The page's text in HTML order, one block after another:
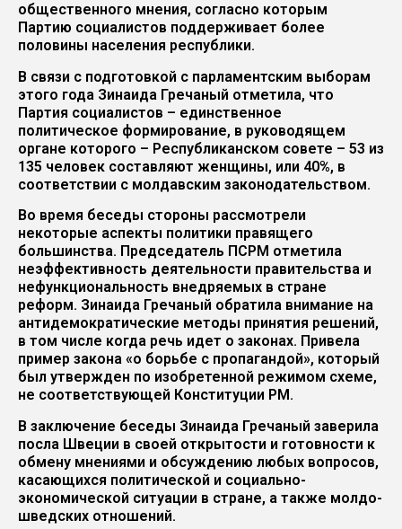
общественного мнения, согласно которым
Партию социалистов поддерживает более
половины населения республики.
В связи с подготовкой с парламентским выборам
этого года Зинаида Гречаный отметила, что
Партия социалистов – единственное
политическое формирование, в руководящем
органе которого – Республиканском совете – 53 из
135 человек составляют женщины, или 40%, в
соответствии с молдавским законодательством.
Во время беседы стороны рассмотрели
некоторые аспекты политики правящего
большинства. Председатель ПСРМ отметила
неэффективность деятельности правительства и
нефункциональность внедряемых в стране
реформ. Зинаида Гречаный обратила внимание на
антидемократические методы принятия решений,
в том числе когда речь идет о законах. Привела
пример закона «о борьбе с пропагандой», который
был утвержден по изобретенной режимом схеме,
не соответствующей Конституции РМ.
В заключение беседы Зинаида Гречаный заверила
посла Швеции в своей открытости и готовности к
обмену мнениями и обсуждению любых вопросов,
касающихся политической и социально-
экономической ситуации в стране, а также молдо-
шведских отношений.